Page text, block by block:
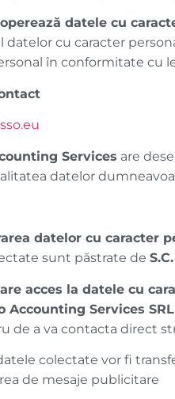
datele cu
datelor cu caracter
în conformitate cu
Services are
datelor
datelor cu caracter
sunt păstrate de
acces la datele cu
Accounting Services SRL
de a va contacta direct
colectate vor fi
de mesaje publicitare